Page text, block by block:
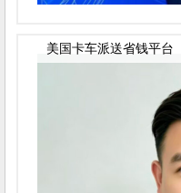
美国卡车派送省钱平台